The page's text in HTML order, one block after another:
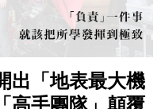
出「地表最大機
高手團隊」顛覆